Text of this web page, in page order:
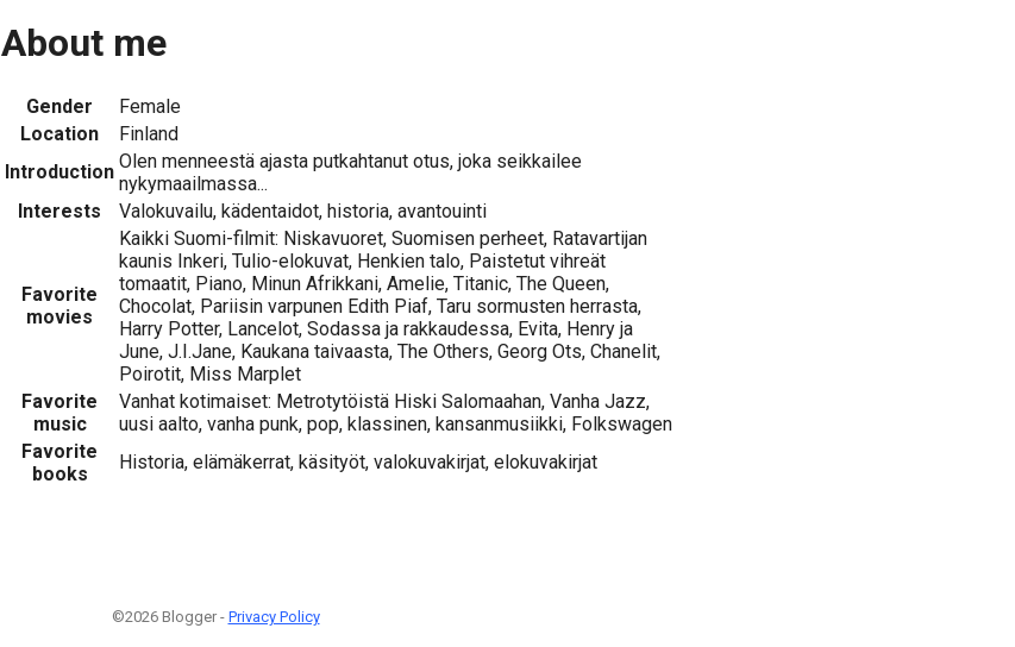
About me
Gender
Female
Location
Finland
Introduction Olen menneestä ajasta putkahtanut otus, joka seikkailee
nykymaailmassa...
Interests
Valokuvailu, kädentaidot, historia, avantouinti
Favorite
movies
Kaikki Suomi-filmit: Niskavuoret, Suomisen perheet, Ratavartijan
kaunis Inkeri, Tulio-elokuvat, Henkien talo, Paistetut vihreät
tomaatit, Piano, Minun Afrikkani, Amelie, Titanic, The Queen,
Chocolat, Pariisin varpunen Edith Piaf, Taru sormusten herrasta,
Harry Potter, Lancelot, Sodassa ja rakkaudessa, Evita, Henry ja
June, J.I.Jane, Kaukana taivaasta, The Others, Georg Ots, Chanelit,
Poirotit, Miss Marplet
Favorite
music
Vanhat kotimaiset: Metrotytöistä Hiski Salomaahan, Vanha Jazz,
uusi aalto, vanha punk, pop, klassinen, kansanmusiikki, Folkswagen
Favorite
books
Historia, elämäkerrat, käsityöt, valokuvakirjat, elokuvakirjat
©2026 Blogger - Privacy Policy